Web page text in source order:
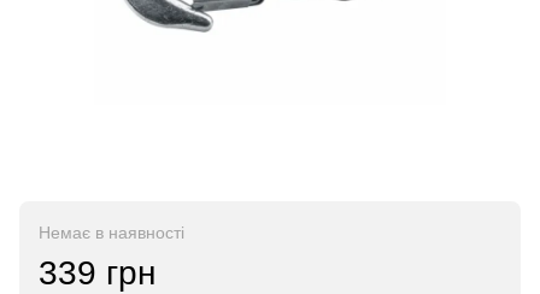
Немає в наявності
339 грн